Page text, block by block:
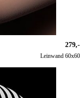
279,-
Leinwand 60x60